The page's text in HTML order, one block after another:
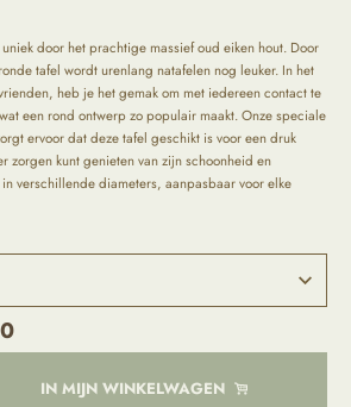
door het prachtige massief oud eiken hout. Door
tafel wordt urenlang natafelen nog leuker. In het
heb je het gemak om met iedereen contact te
een rond ontwerp zo populair maakt. Onze speciale
ervoor dat deze tafel geschikt is voor een druk
zorgen kunt genieten van zijn schoonheid en
verschillende diameters, aanpasbaar voor elke
IN MIJN WINKELWAGEN